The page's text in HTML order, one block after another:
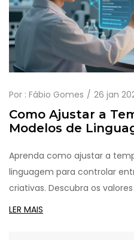
Por : Fábio Gomes 26 jan
Como Ajustar a
Modelos de
Aprenda como ajustar a
linguagem para controlar
criativas. Descubra os
escrita e tarefas críticas.
LER MAIS